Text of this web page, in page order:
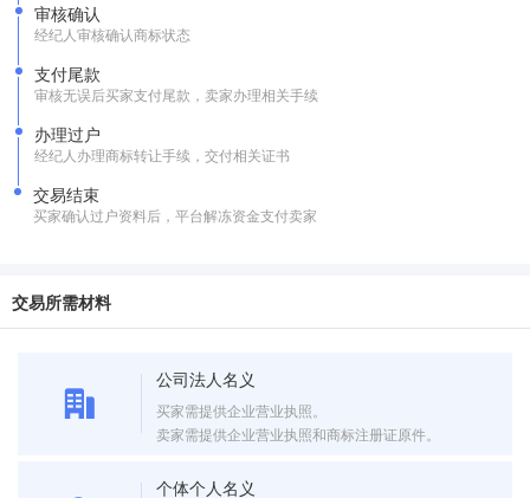
审核确认
经纪人审核确认商标状态
支付尾款
审核无误后买家支付尾款，卖家办理相关手续
办理过户
经纪人办理商标转让手续，交付相关证书
交易结束
买家确认过户资料后，平台解冻资金支付卖家
交易所需材料
公司法人名义
买家需提供企业营业执照。
卖家需提供企业营业执照和商标注册证原件。
个体个人名义